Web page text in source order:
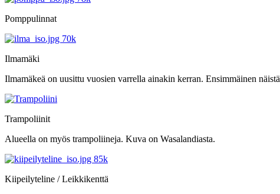
Pomppulinnat
Ilmamäki
Ilmamäkeä on uusittu vuosien varrella ainakin kerran. Ensimmäinen
Trampoliinit
Alueella on myös trampoliineja. Kuva on Wasalandiasta.
Kiipeilyteline / Leikkikenttä